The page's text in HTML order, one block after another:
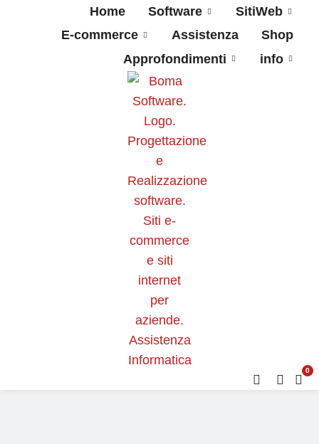
Home Software
SitiWeb
E-commerce
Assistenza
Shop
Approfondimenti
info
0